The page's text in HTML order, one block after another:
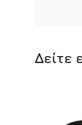
Δείτε